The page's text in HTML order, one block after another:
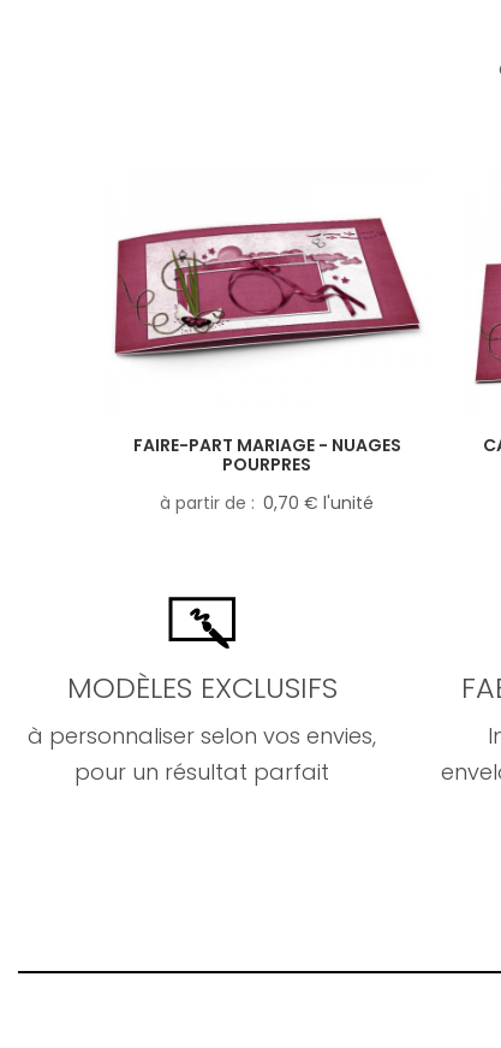
FAIRE-PART MARIAGE - NUAGES
POURPRES
à partir de
0,70 € l'unité
MODÈLES EXCLUSIFS
à personnaliser selon vos envies,
pour un résultat parfait